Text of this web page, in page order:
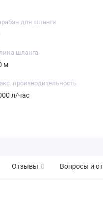
для шланга
шланга
м
производительность
л/час
Отзывы 0 Вопросы и